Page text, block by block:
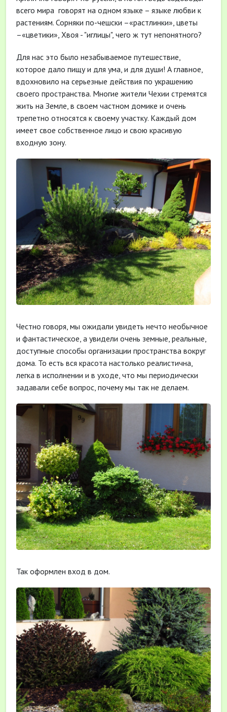
всего мира говорят на одном языке – языке любви к
растениям. Сорняки по-чешски –«растлинки», цветы
–«цветики», Хвоя - "иглицы", чего ж тут непонятного?
Для нас это было незабываемое путешествие,
которое дало пищу и для ума, и для души! А главное,
вдохновило на серьезные действия по украшению
своего пространства. Многие жители Чехии стремятся
жить на Земле, в своем частном домике и очень
трепетно относятся к своему участку. Каждый дом
имеет свое собственное лицо и свою красивую
входную зону.
Честно говоря, мы ожидали увидеть нечто необычное
и фантастическое, а увидели очень земные, реальные,
доступные способы организации пространства вокруг
дома. То есть вся красота настолько реалистична,
легка в исполнении и в уходе, что мы периодически
задавали себе вопрос, почему мы так не делаем.
Так оформлен вход в дом.